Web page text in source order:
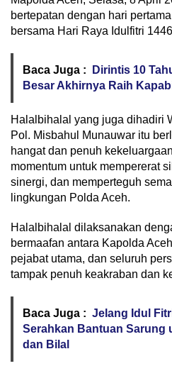
bertepatan dengan hari
bersama Hari Raya Idulfitri
Baca Juga :
Dirintis 10
Besar Akhirnya Raih
Halalbihalal yang juga dihadiri
Pol. Misbahul Munauwar itu
hangat dan penuh
momentum untuk mempererat
sinergi, dan memperteguh
lingkungan Polda Aceh.
Halalbihalal dilaksanakan
bermaafan antara Kapolda
pejabat utama, dan seluruh
tampak penuh keakraban dan
Baca Juga : Jelang Idul
Serahkan Bantuan Sarung
dan Bilal